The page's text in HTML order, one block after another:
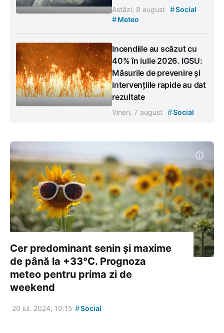
Astăzi, 8 august #Social
#Meteo
Incendiile au scăzut cu
40% în iulie 2026. IGSU:
Măsurile de prevenire și
intervențiile rapide au dat
rezultate
Vineri, 7 august #Social
Cer predominant senin și maxime
de până la +33°C. Prognoza
meteo pentru prima zi de
weekend
20 iul. 2024, 10:15 #Social